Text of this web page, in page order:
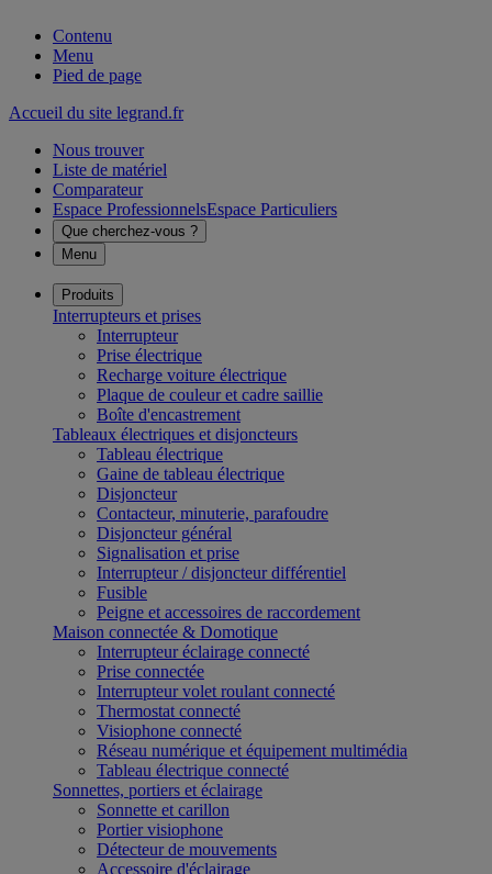
Contenu
Menu
Pied de page
Accueil du site legrand.fr
Nous trouver
Liste de matériel
Comparateur
Espace ProfessionnelsEspace Particuliers
Que cherchez-vous ?
Menu
Produits
Interrupteurs et prises
Interrupteur
Prise électrique
Recharge voiture électrique
Plaque de couleur et cadre saillie
Boîte d'encastrement
Tableaux électriques et disjoncteurs
Tableau électrique
Gaine de tableau électrique
Disjoncteur
Contacteur, minuterie, parafoudre
Disjoncteur général
Signalisation et prise
Interrupteur / disjoncteur différentiel
Fusible
Peigne et accessoires de raccordement
Maison connectée & Domotique
Interrupteur éclairage connecté
Prise connectée
Interrupteur volet roulant connecté
Thermostat connecté
Visiophone connecté
Réseau numérique et équipement multimédia
Tableau électrique connecté
Sonnettes, portiers et éclairage
Sonnette et carillon
Portier visiophone
Détecteur de mouvements
Accessoire d'éclairage